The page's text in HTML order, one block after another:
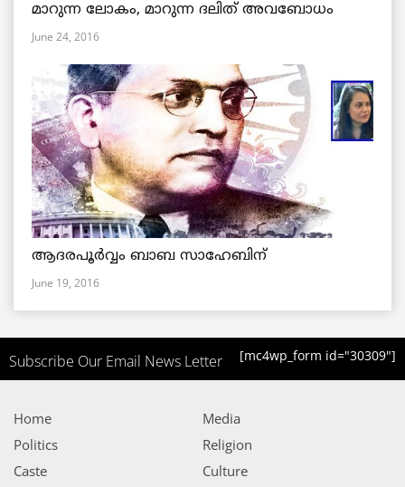
മാറുന്ന ലോകം, മാറുന്ന ദലിത് അവബോധം
June 24, 2016
ആദരപൂര്‍വ്വം ബാബ സാഹേബിന്
June 19, 2016
Subscribe Our Email News Letter [mc4wp_form id="30309"]
Home
Politics
Caste
Media
Religion
Culture